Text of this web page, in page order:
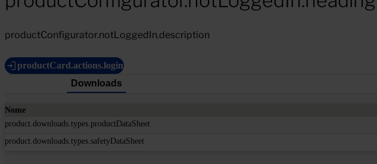
productConfigurator.notLoggedIn.description
productCard.actions.login
Downloads
Nome
product.downloads.types.productDataSheet
product.downloads.types.safetyDataSheet